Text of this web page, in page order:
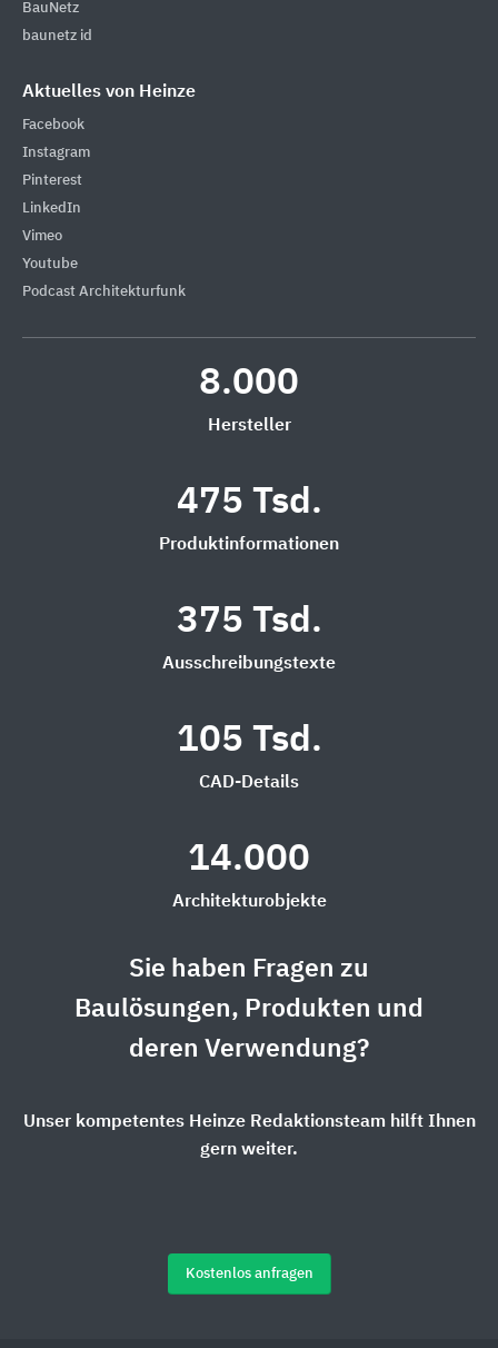
BauNetz
baunetz id
Aktuelles von Heinze
Facebook
Instagram
Pinterest
LinkedIn
Vimeo
Youtube
Podcast Architekturfunk
8.000
Hersteller
475 Tsd.
Produktinformationen
375 Tsd.
Ausschreibungstexte
105 Tsd.
CAD-Details
14.000
Architekturobjekte
Sie haben Fragen zu
Baulösungen, Produkten und
deren Verwendung?
Unser kompetentes Heinze Redaktionsteam hilft Ihnen
gern weiter.
Kostenlos anfragen